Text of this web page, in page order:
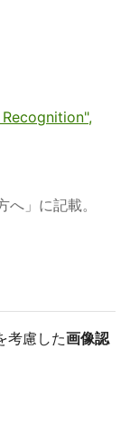
」に記載。
考慮した画像認